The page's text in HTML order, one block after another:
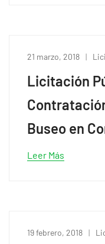
21 marzo, 2018
Licitación
Buseo en
Leer Más
19 febrero, 2018